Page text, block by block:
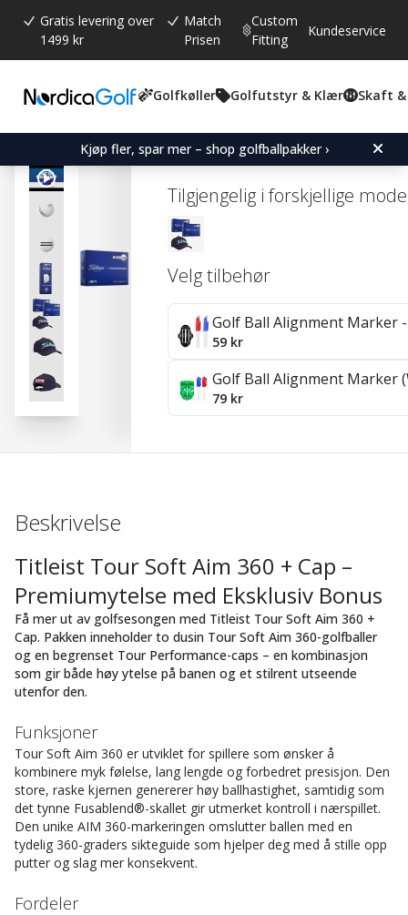
Gratis levering over
1499 kr
Match
Prisen
Custom
Fitting
Kundeservice
Golfkøller Golfutstyr & Klær Skaft &
Kjøp fler, spar mer – shop golfballpakker ›
Gjennomsnittskarakter:
stemmer:
Titleist Tour Soft Aim
Tilgjengelig i forskjellige
Velg tilbehør
Golf Ball Alignment Marker
59 kr
Golf Ball Alignment Marker
79 kr
Beskrivelse
Titleist Tour Soft Aim 360 + Cap –
Premiumytelse med Eksklusiv Bonus
Få mer ut av golfsesongen med Titleist Tour Soft Aim 360 +
Cap. Pakken inneholder to dusin Tour Soft Aim 360-golfballer
og en begrenset Tour Performance-caps – en kombinasjon
som gir både høy ytelse på banen og et stilrent utseende
utenfor den.
Funksjoner
Tour Soft Aim 360 er utviklet for spillere som ønsker å
kombinere myk følelse, lang lengde og forbedret presisjon. Den
store, raske kjernen genererer høy ballhastighet, samtidig som
det tynne Fusablend®-skallet gir utmerket kontroll i nærspillet.
Den unike AIM 360-markeringen omslutter ballen med en
tydelig 360-graders sikteguide som hjelper deg med å stille opp
putter og slag mer konsekvent.
Fordeler